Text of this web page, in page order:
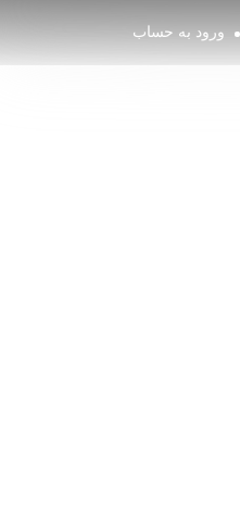
ورود به حساب